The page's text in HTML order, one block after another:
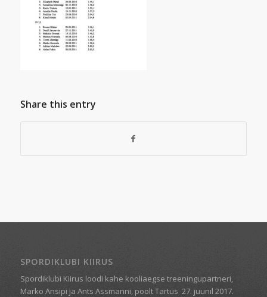
Share this entry
SPORDIKLUBI KIIRUS
Spordiklubi Kiirus loodi kahe kooliaegse treeningupartneri,
Marko Ansipi ja Ants Assmanni, poolt Tartus 27. juunil 2017.